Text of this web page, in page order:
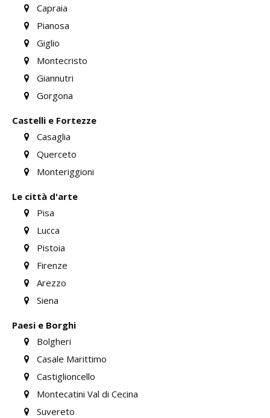
Capraia
Pianosa
Giglio
Montecristo
Giannutri
Gorgona
Castelli e Fortezze
Casaglia
Querceto
Monteriggioni
Le città d'arte
Pisa
Lucca
Pistoia
Firenze
Arezzo
Siena
Paesi e Borghi
Bolgheri
Casale Marittimo
Castiglioncello
Montecatini Val di Cecina
Suvereto